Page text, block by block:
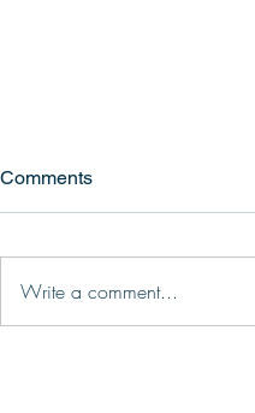
Nação Multicultural
Comments
Write a comment...